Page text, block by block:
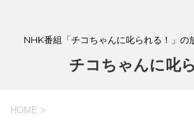
NHK番組「チコちゃんに叱られる！」の
チコちゃんに叱
HOME >